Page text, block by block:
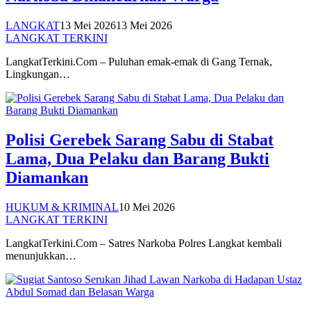
LANGKAT13 Mei 202613 Mei 2026
LANGKAT TERKINI
LangkatTerkini.Com – Puluhan emak-emak di Gang Ternak,
Lingkungan…
Polisi Gerebek Sarang Sabu di Stabat
Lama, Dua Pelaku dan Barang Bukti
Diamankan
HUKUM & KRIMINAL10 Mei 2026
LANGKAT TERKINI
LangkatTerkini.Com – Satres Narkoba Polres Langkat kembali
menunjukkan…